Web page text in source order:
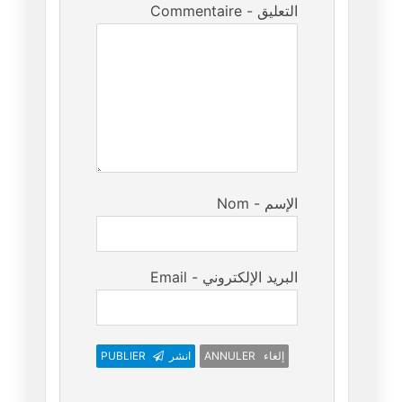
Commentaire - التعليق
Nom - الإسم
Email - البريد الإلكتروني
PUBLIER انشر ANNULER إلغاء